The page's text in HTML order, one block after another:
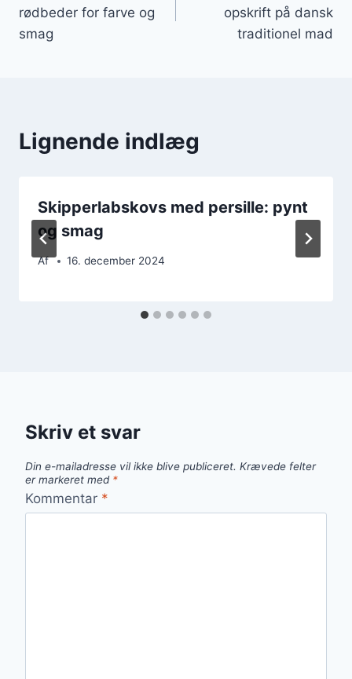
rødbeder for farve og
smag
opskrift på dansk
traditionel mad
Lignende indlæg
Skipperlabskovs med persille: pynt
og smag
Af 16. december 2024
Skriv et svar
Din e-mailadresse vil ikke blive publiceret. Krævede felter
er markeret med *
Kommentar *